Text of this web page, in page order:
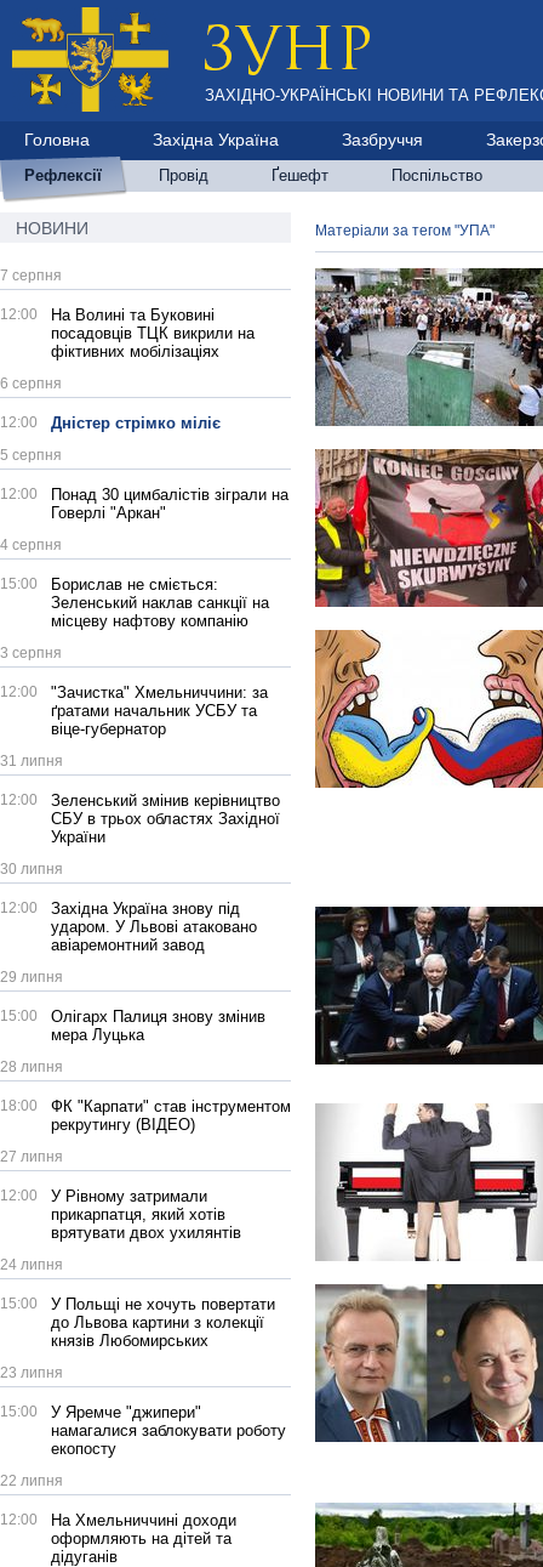
ЗАХІДНО-УКРАЇНСЬКІ НОВИНИ ТА
Головна Західна Україна Зазбруччя
Рефлексії Провід Ґешефт Поспільство
НОВИНИ
7 серпня
12:00
На Волині та Буковині
посадовців ТЦК викрили на
фіктивних мобілізаціях
6 серпня
12:00 Дністер стрімко міліє
5 серпня
12:00
Понад 30 цимбалістів зіграли на
Говерлі "Аркан"
4 серпня
15:00
Борислав не сміється:
Зеленський наклав санкції на
місцеву нафтову компанію
3 серпня
12:00
"Зачистка" Хмельниччини: за
ґратами начальник УСБУ та
віце-губернатор
31 липня
12:00
Зеленський змінив керівництво
СБУ в трьох областях Західної
України
30 липня
12:00
Західна Україна знову під
ударом. У Львові атаковано
авіаремонтний завод
29 липня
15:00
Олігарх Палиця знову змінив
мера Луцька
28 липня
18:00
ФК "Карпати" став інструментом
рекрутингу (ВІДЕО)
27 липня
12:00
У Рівному затримали
прикарпатця, який хотів
врятувати двох ухилянтів
24 липня
15:00
У Польщі не хочуть повертати
до Львова картини з колекції
князів Любомирських
23 липня
15:00
У Яремче "джипери"
намагалися заблокувати роботу
екопосту
22 липня
12:00
На Хмельниччині доходи
оформляють на дітей та
дідуганів
Матеріали за тегом "УПА"